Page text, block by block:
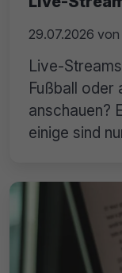
29.07.2026 von
Live-
Fußball oder
anschauen?
einige sind